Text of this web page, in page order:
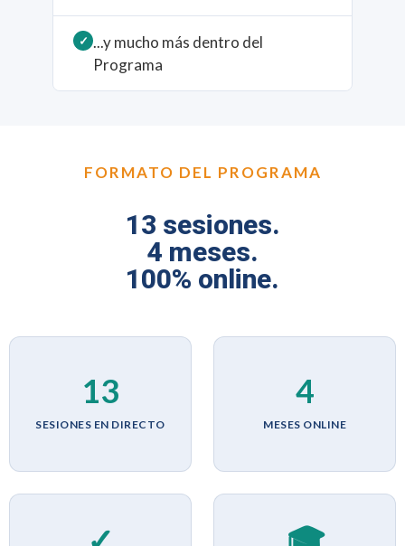
✓ ...y mucho más dentro del
Programa
FORMATO DEL PROGRAMA
13 sesiones.
4 meses.
100% online.
13
SESIONES EN DIRECTO
4
MESES ONLINE